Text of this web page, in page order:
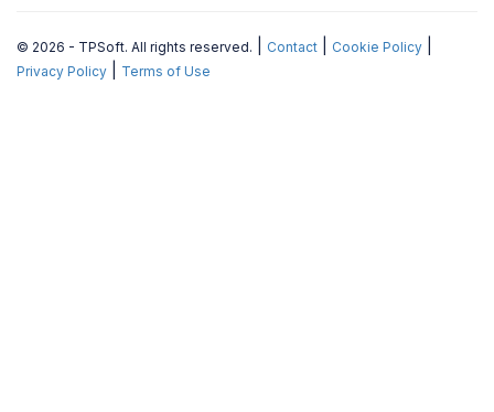
© 2026 - TPSoft. All rights reserved. Contact Cookie Policy
Privacy Policy Terms of Use